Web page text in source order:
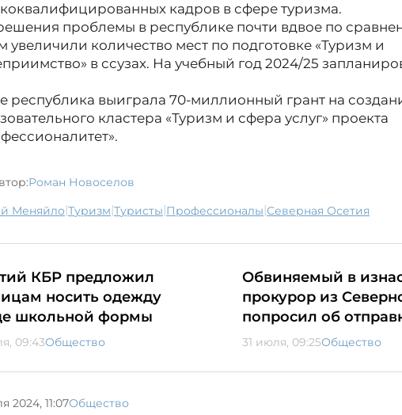
кадров в сфере туризма.
проблемы в республике почти вдвое по
увеличили количество мест по подготовке «Туризм и
в ссузах. На учебный год 2024/25
республика выиграла 70-миллионный грант на
кластера «Туризм и сфера услуг» проекта
Роман Новоселов
Меняйло| туризм| туристы| профессионалы| Северная Осетия
КБР предложил
носить одежду
школьной формы
09:43Общество
Обвиняемый в
прокурор из
попросил об
31 июля, 09:25Общество
2024, 11:07Общество